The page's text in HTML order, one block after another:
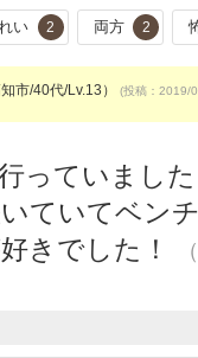
い 2 両方 2
市/40代/Lv.13） (投稿：2019/
っていまし
ていてベン
きでした！